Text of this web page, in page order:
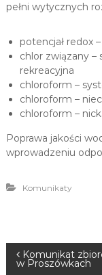
pełni wytycznych
potencjał redox
chlor związany –
rekreacyjna
chloroform –
chloroform –
chloroform –
Poprawa jakości
wprowadzeniu
Komunikaty
NKomunikat
w Proszówkach